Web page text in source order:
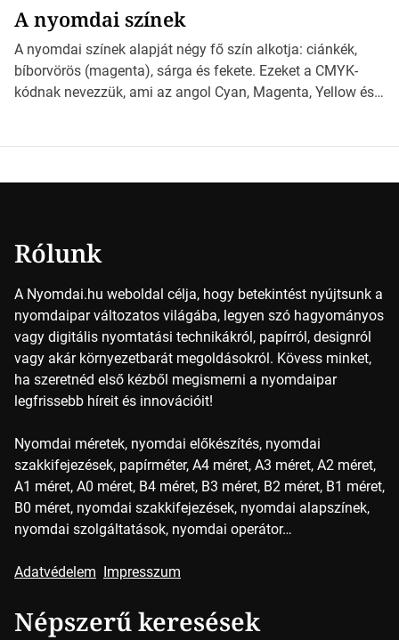
*Hirdetés Ebben a cikkben a papírméretek izgalmas
világába kalauzolunk el téged, hogy jobban megértsd,
milyen szempontok alapján érdemes választanod a
jövőben. Bevezetés a papírméretek világába A […]
A nyomdai színek
A nyomdai színek alapját négy fő szín alkotja: ciánkék,
bíborvörös (magenta), sárga és fekete. Ezeket a CMYK-
kódnak nevezzük, ami az angol Cyan, Magenta, Yellow és
Rólunk
A Nyomdai.hu weboldal célja, hogy betekintést nyújtsunk a
nyomdaipar változatos világába, legyen szó hagyományos
vagy digitális nyomtatási technikákról, papírról, designról
vagy akár környezetbarát megoldásokról. Kövess minket,
ha szeretnéd első kézből megismerni a nyomdaipar
legfrissebb híreit és innovációit!
Nyomdai méretek, nyomdai előkészítés, nyomdai
szakkifejezések, papírméter, A4 méret, A3 méret, A2 méret,
A1 méret, A0 méret, B4 méret, B3 méret, B2 méret, B1 méret,
B0 méret, nyomdai szakkifejezések, nyomdai alapszínek,
nyomdai szolgáltatások, nyomdai operátor…
Adatvédelem Impresszum
Népszerű keresések